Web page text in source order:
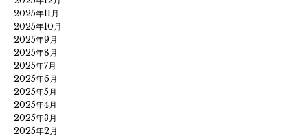
2025年11月
2025年10月
2025年9月
2025年8月
2025年7月
2025年6月
2025年5月
2025年4月
2025年3月
2025年2月